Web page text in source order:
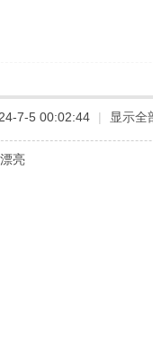
7-5 00:02:44 | 显示全
亮